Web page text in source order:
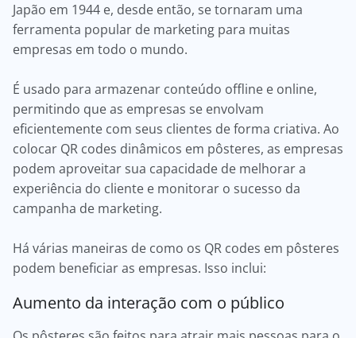
Japão em 1944 e, desde então, se tornaram uma
ferramenta popular de marketing para muitas
empresas em todo o mundo.
É usado para armazenar conteúdo offline e online,
permitindo que as empresas se envolvam
eficientemente com seus clientes de forma criativa. Ao
colocar QR codes dinâmicos em pôsteres, as empresas
podem aproveitar sua capacidade de melhorar a
experiência do cliente e monitorar o sucesso da
campanha de marketing.
Há várias maneiras de como os QR codes em pôsteres
podem beneficiar as empresas. Isso inclui:
Aumento da interação com o público